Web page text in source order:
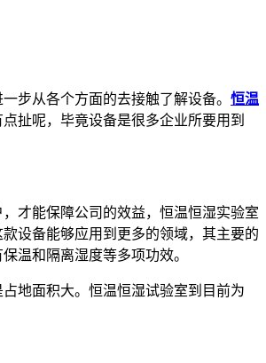
从各个方面的去接触了解设备。 恒温
扯呢，毕竟设备是很多企业所要用到
才能保障公司的效益，恒温恒湿实验室
设备能够应用到更多的领域，其主要的
温和隔离湿度等多项功效。
地面积大。恒温恒湿试验室到目前为